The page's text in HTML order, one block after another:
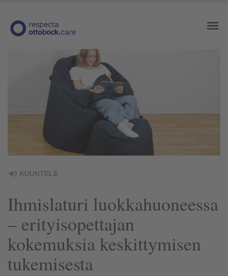
KUUNTELE
Ihmislaturi luokkahuoneessa
– erityisopettajan
kokemuksia keskittymisen
tukemisesta